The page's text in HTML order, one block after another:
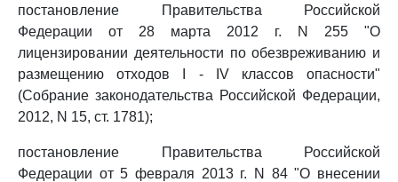
постановление Правительства Российской
Федерации от 28 марта 2012 г. N 255 "О
лицензировании деятельности по обезвреживанию и
размещению отходов I - IV классов опасности"
(Собрание законодательства Российской Федерации,
2012, N 15, ст. 1781);
постановление Правительства Российской
Федерации от 5 февраля 2013 г. N 84 "О внесении